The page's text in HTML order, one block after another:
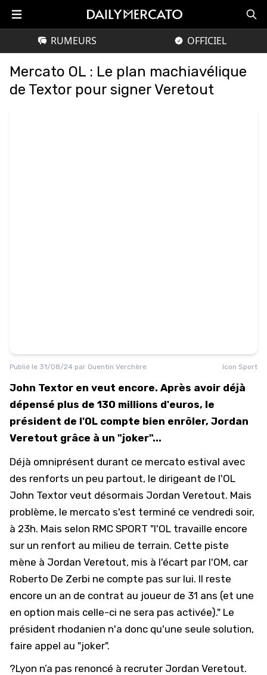
RUMEURS OFFICIEL
Mercato OL : Le plan machiavélique
de Textor pour signer Veretout
Publié le 31/08/24 par Quentin Verchère Icon Sport
John Textor en veut encore. Après avoir déjà
dépensé plus de 130 millions d'euros, le
président de l'OL compte bien enrôler, Jordan
Veretout grâce à un "joker"...
Déjà omniprésent durant ce mercato estival avec
des renforts un peu partout, le dirigeant de l'OL
John Textor veut désormais Jordan Veretout. Mais
problème, le mercato s'est terminé ce vendredi soir,
à 23h. Mais selon RMC SPORT "l'OL travaille encore
sur un renfort au milieu de terrain. Cette piste
mène à Jordan Veretout, mis à l'écart par l'OM, car
Roberto De Zerbi ne compte pas sur lui. Il reste
encore un an de contrat au joueur de 31 ans (et une
en option mais celle-ci ne sera pas activée)." Le
président rhodanien n'a donc qu'une seule solution,
faire appel au "joker".
?Lyon n’a pas renoncé à recruter Jordan Veretout.